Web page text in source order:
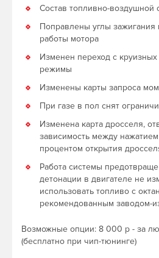
Состав топливно-воздушной
Поправлены углы
работы мотора
Изменен переход с
режимы
Изменены карты запроса
При газе в пол снят
Изменена карта дросселя,
зависимость между
процентом открытия
Работа системы
детонации в двигателе не
использовать топливо с
рекомендованным заводом-
Возможные опции: 8 000 р - за
(бесплатно при чип-тюнинге)